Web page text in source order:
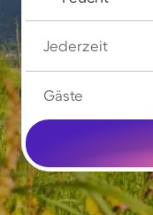
Jederzeit
Gäste